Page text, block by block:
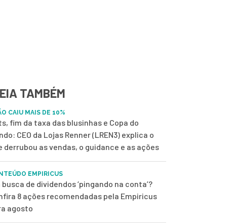
TAMBÉM
CAIU MAIS DE 10%
fim da taxa das blusinhas e Copa do
CEO da Lojas Renner (LREN3) explica o
derrubou as vendas, o guidance e as ações
EMPIRICUS
busca de dividendos ‘pingando na conta’?
8 ações recomendadas pela Empiricus
agosto